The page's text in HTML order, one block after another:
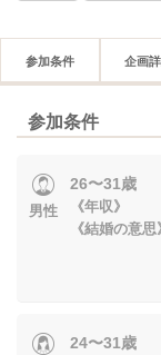
参加条件 企画
参加条件
男性
26〜31歳
《年収》
《結婚の意
24〜31歳